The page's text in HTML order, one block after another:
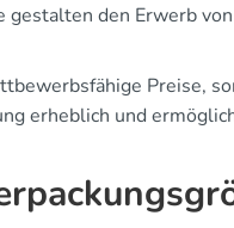
den Erwerb
Preise,
erheblich und